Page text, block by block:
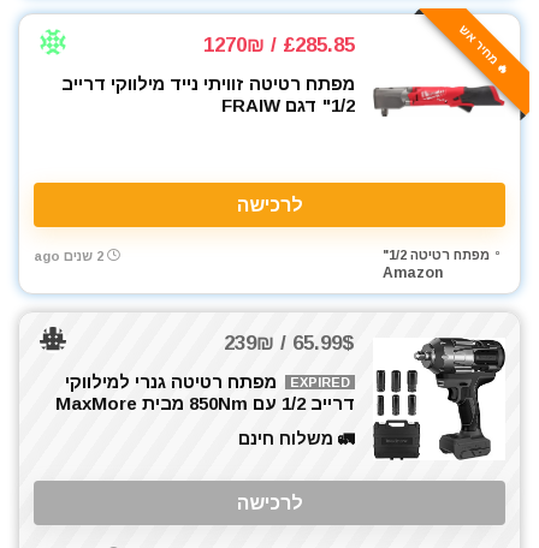
🔥 מחיר אש £285.85 / 1270₪
מפתח רטיטה זוויתי נייד מילווקי דרייב
1/2" דגם FRAIW
לרכישה
מפתח רטיטה 1/2"
Amazon
2 שנים ago
65.99$ / 239₪
EXPIRED
מפתח רטיטה גנרי למילווקי
דרייב 1/2 עם 850Nm מבית MaxMore
🚛 משלוח חינם
לרכישה